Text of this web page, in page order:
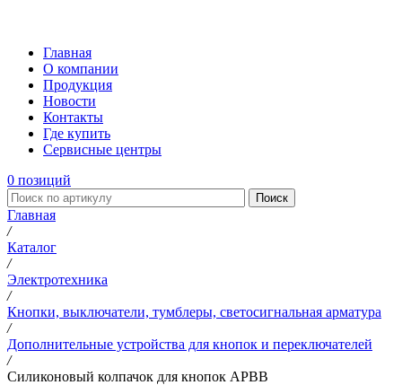
Главная
О компании
Продукция
Новости
Контакты
Где купить
Сервисные центры
0 позиций
Поиск
Главная
/
Каталог
/
Электротехника
/
Кнопки, выключатели, тумблеры, светосигнальная арматура
/
Дополнительные устройства для кнопок и переключателей
/
Силиконовый колпачок для кнопок APBB